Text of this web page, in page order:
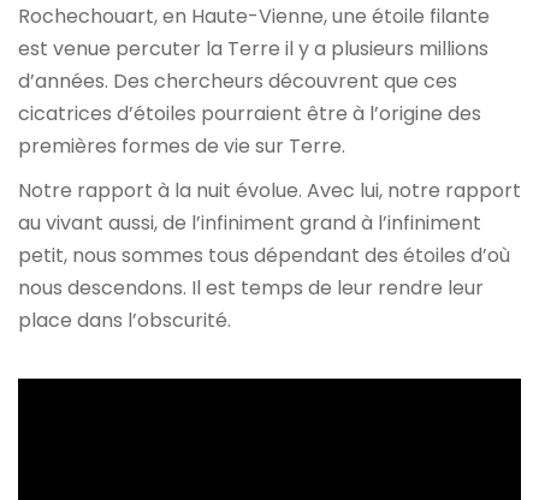
Rochechouart, en Haute-Vienne, une étoile filante
est venue percuter la Terre il y a plusieurs millions
d’années. Des chercheurs découvrent que ces
cicatrices d’étoiles pourraient être à l’origine des
premières formes de vie sur Terre.
Notre rapport à la nuit évolue. Avec lui, notre rapport
au vivant aussi, de l’infiniment grand à l’infiniment
petit, nous sommes tous dépendant des étoiles d’où
nous descendons. Il est temps de leur rendre leur
place dans l’obscurité.